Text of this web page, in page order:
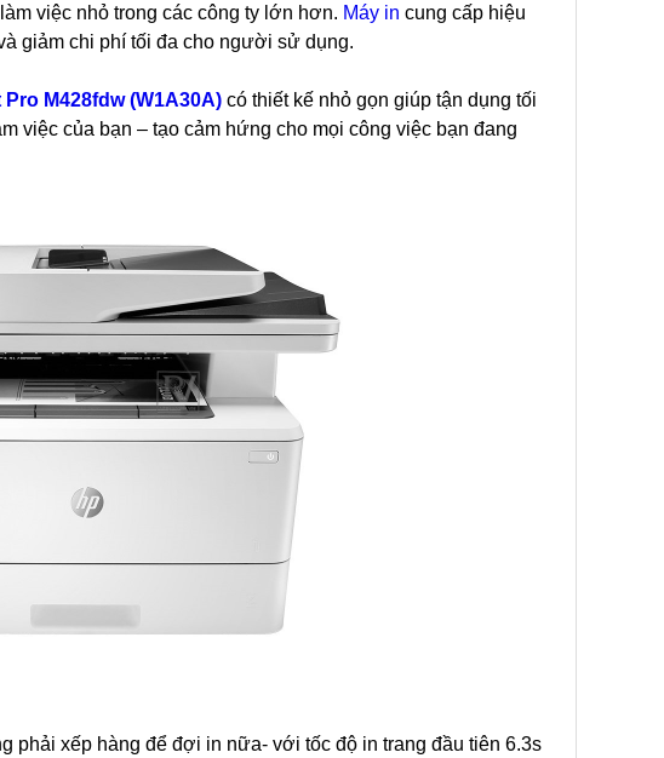
việc nhỏ trong các công ty lớn hơn. Máy in cung cấp hiệu
giảm chi phí tối đa cho người sử dụng.
M428fdw (W1A30A) có thiết kế nhỏ gọn giúp tận dụng tối
việc của bạn – tạo cảm hứng cho mọi công việc bạn đang
phải xếp hàng để đợi in nữa- với tốc độ in trang đầu tiên 6.3s